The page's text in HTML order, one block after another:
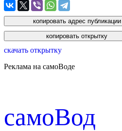
скачать открытку
Реклама на самоВоде
cамоВод